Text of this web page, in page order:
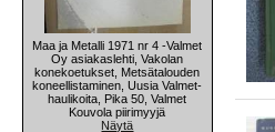
Maa ja Metalli 1971 nr 4 -Valmet
Oy asiakaslehti, Vakolan
konekoetukset, Metsätalouden
koneellistaminen, Uusia Valmet-
haulikoita, Pika 50, Valmet
Kouvola piirimyyjä
Näytä